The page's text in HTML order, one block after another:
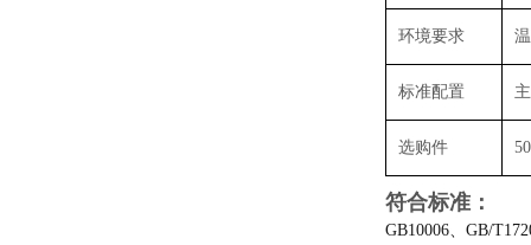
环境要求
标准配置
选购件
符合标准：
GB10006、GB/